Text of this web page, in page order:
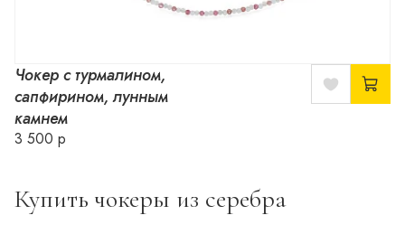
Чокер с турмалином,
сапфирином, лунным
камнем
3 500 р
Купить чокеры из серебра